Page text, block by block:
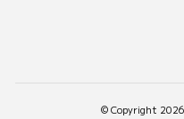
© Copyright 2026